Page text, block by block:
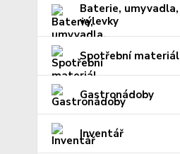
Baterie, umyvadla,
výlevky
Spotřební materiál
Gastronádoby
Inventář